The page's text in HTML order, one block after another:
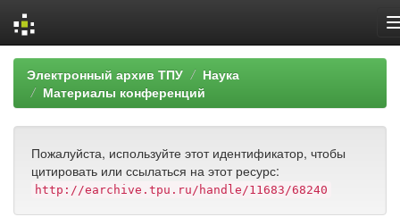
Skip
navigation
Электронный архив ТПУ
Наука
Материалы конференций
Пожалуйста, используйте этот идентификатор, чтобы
цитировать или ссылаться на этот ресурс:
http://earchive.tpu.ru/handle/11683/68240